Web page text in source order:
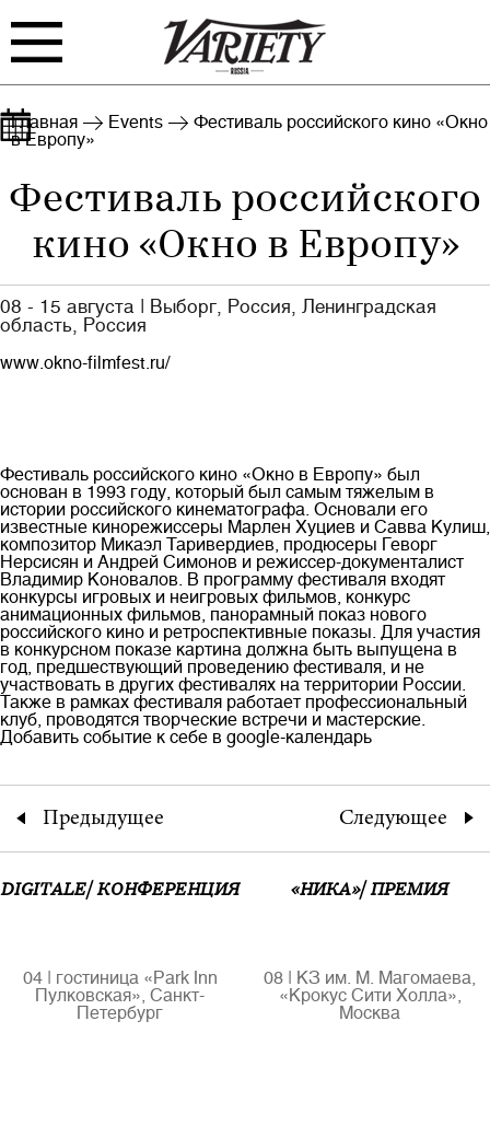
FILM TV
RANKING INDUSTRY
EVENTS ARCHIVE
Полная версия сайта
Главная Events
Фестиваль российского кино «Окно
в Европу»
Фестиваль российского
кино «Окно в Европу»
08 - 15 августа
Выборг, Россия, Ленинградская
область, Россия
www.okno-filmfest.ru/
Фестиваль российского кино «Окно в Европу» был
основан в 1993 году, который был самым тяжелым в
истории российского кинематографа. Основали его
известные кинорежиссеры Марлен Хуциев и Савва Кулиш,
композитор Микаэл Таривердиев, продюсеры Геворг
Нерсисян и Андрей Симонов и режиссер-документалист
Владимир Коновалов. В программу фестиваля входят
конкурсы игровых и неигровых фильмов, конкурс
анимационных фильмов, панорамный показ нового
российского кино и ретроспективные показы. Для участия
в конкурсном показе картина должна быть выпущена в
год, предшествующий проведению фестиваля, и не
участвовать в других фестивалях на территории России.
Также в рамках фестиваля работает профессиональный
клуб, проводятся творческие встречи и мастерские.
Добавить событие к себе в google-календарь
Предыдущее Следующее
DIGITALE/ КОНФЕРЕНЦИЯ
04 | гостиница «Park Inn
Пулковская», Санкт-
Петербург
«НИКА»/ ПРЕМИЯ
08 | КЗ им. М. Магомаева,
«Крокус Сити Холла»,
Москва